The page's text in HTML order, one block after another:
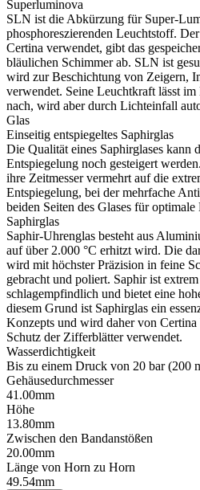
Superluminova
SLN ist die Abkürzung für Super-
phosphoreszierenden Leuchtstoff.
Certina verwendet, gibt das
bläulichen Schimmer ab. SLN ist
wird zur Beschichtung von Zeigern,
verwendet. Seine Leuchtkraft lässt
nach, wird aber durch Lichteinfall
Glas
Einseitig entspiegeltes Saphirglas
Die Qualität eines Saphirglases kann
Entspiegelung noch gesteigert
ihre Zeitmesser vermehrt auf die
Entspiegelung, bei der mehrfache
beiden Seiten des Glases für
Saphirglas
Saphir-Uhrenglas besteht aus
auf über 2.000 °C erhitzt wird. Die
wird mit höchster Präzision in feine
gebracht und poliert. Saphir ist
schlagempfindlich und bietet eine
diesem Grund ist Saphirglas ein
Konzepts und wird daher von
Schutz der Zifferblätter verwendet.
Wasserdichtigkeit
Bis zu einem Druck von 20 bar (200
Gehäusedurchmesser
41.00mm
Höhe
13.80mm
Zwischen den Bandanstößen
20.00mm
Länge von Horn zu Horn
49.54mm